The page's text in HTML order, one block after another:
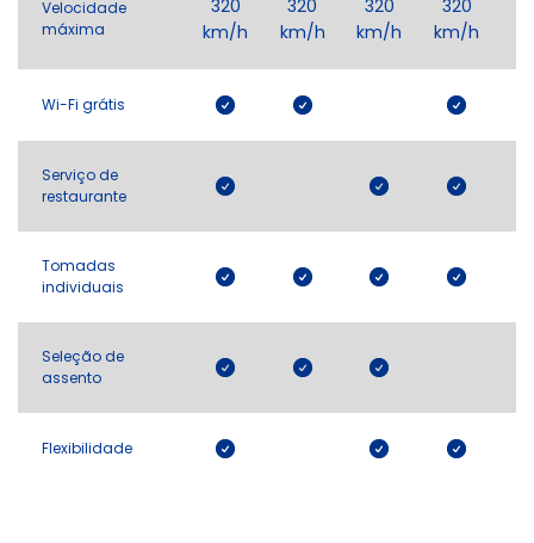
Velocidade
máxima
320
km/h
320
km/h
320
km/h
320
km/h
Wi-Fi grátis
Serviço de
restaurante
Tomadas
individuais
Seleção de
assento
Flexibilidade